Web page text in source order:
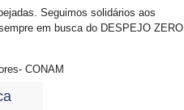
Seguimos solidários aos
em busca do DESPEJO ZERO.
CONAM